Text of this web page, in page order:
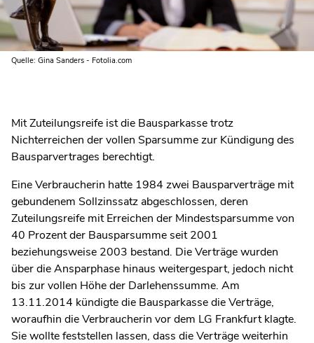
Quelle: Gina Sanders - Fotolia.com
Mit Zuteilungsreife ist die Bausparkasse trotz
Nichterreichen der vollen Sparsumme zur Kündigung des
Bausparvertrages berechtigt.
Eine Verbraucherin hatte 1984 zwei Bausparverträge mit
gebundenem Sollzinssatz abgeschlossen, deren
Zuteilungsreife mit Erreichen der Mindestsparsumme von
40 Prozent der Bausparsumme seit 2001
beziehungsweise 2003 bestand. Die Verträge wurden
über die Ansparphase hinaus weitergespart, jedoch nicht
bis zur vollen Höhe der Darlehenssumme. Am
13.11.2014 kündigte die Bausparkasse die Verträge,
woraufhin die Verbraucherin vor dem LG Frankfurt klagte.
Sie wollte feststellen lassen, dass die Verträge weiterhin